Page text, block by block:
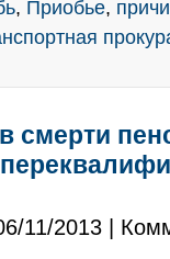
, Приобье,
смерти
11/2013 |